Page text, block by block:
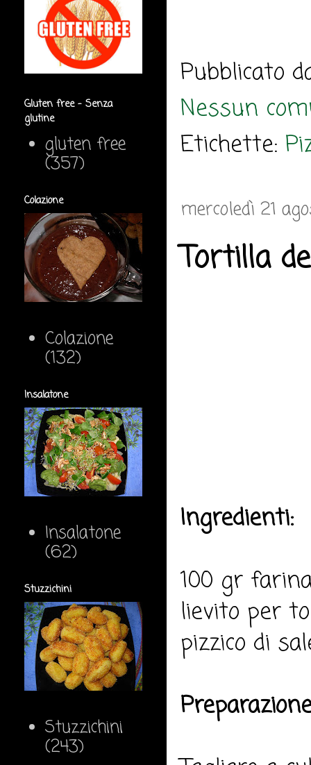
Pubblicato
Nessun
Etichette:
mercoledì 21
Tortilla
Ingredienti:
100 gr
lievito per
pizzico di
Gluten free - Senza
glutine
gluten free
(357)
Colazione
Colazione
(132)
Insalatone
Insalatone
(62)
Stuzzichini
Stuzzichini
(243)